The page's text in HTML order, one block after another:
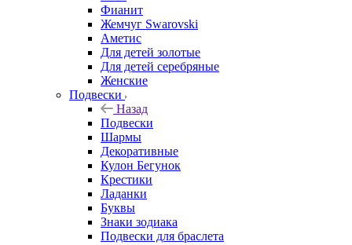
Фианит
Жемчуг Swarovski
Аметис
Для детей золотые
Для детей серебряные
Женские
Подвески
Назад
Подвески
Шармы
Декоративные
Кулон Бегунок
Крестики
Ладанки
Буквы
Знаки зодиака
Подвески для браслета